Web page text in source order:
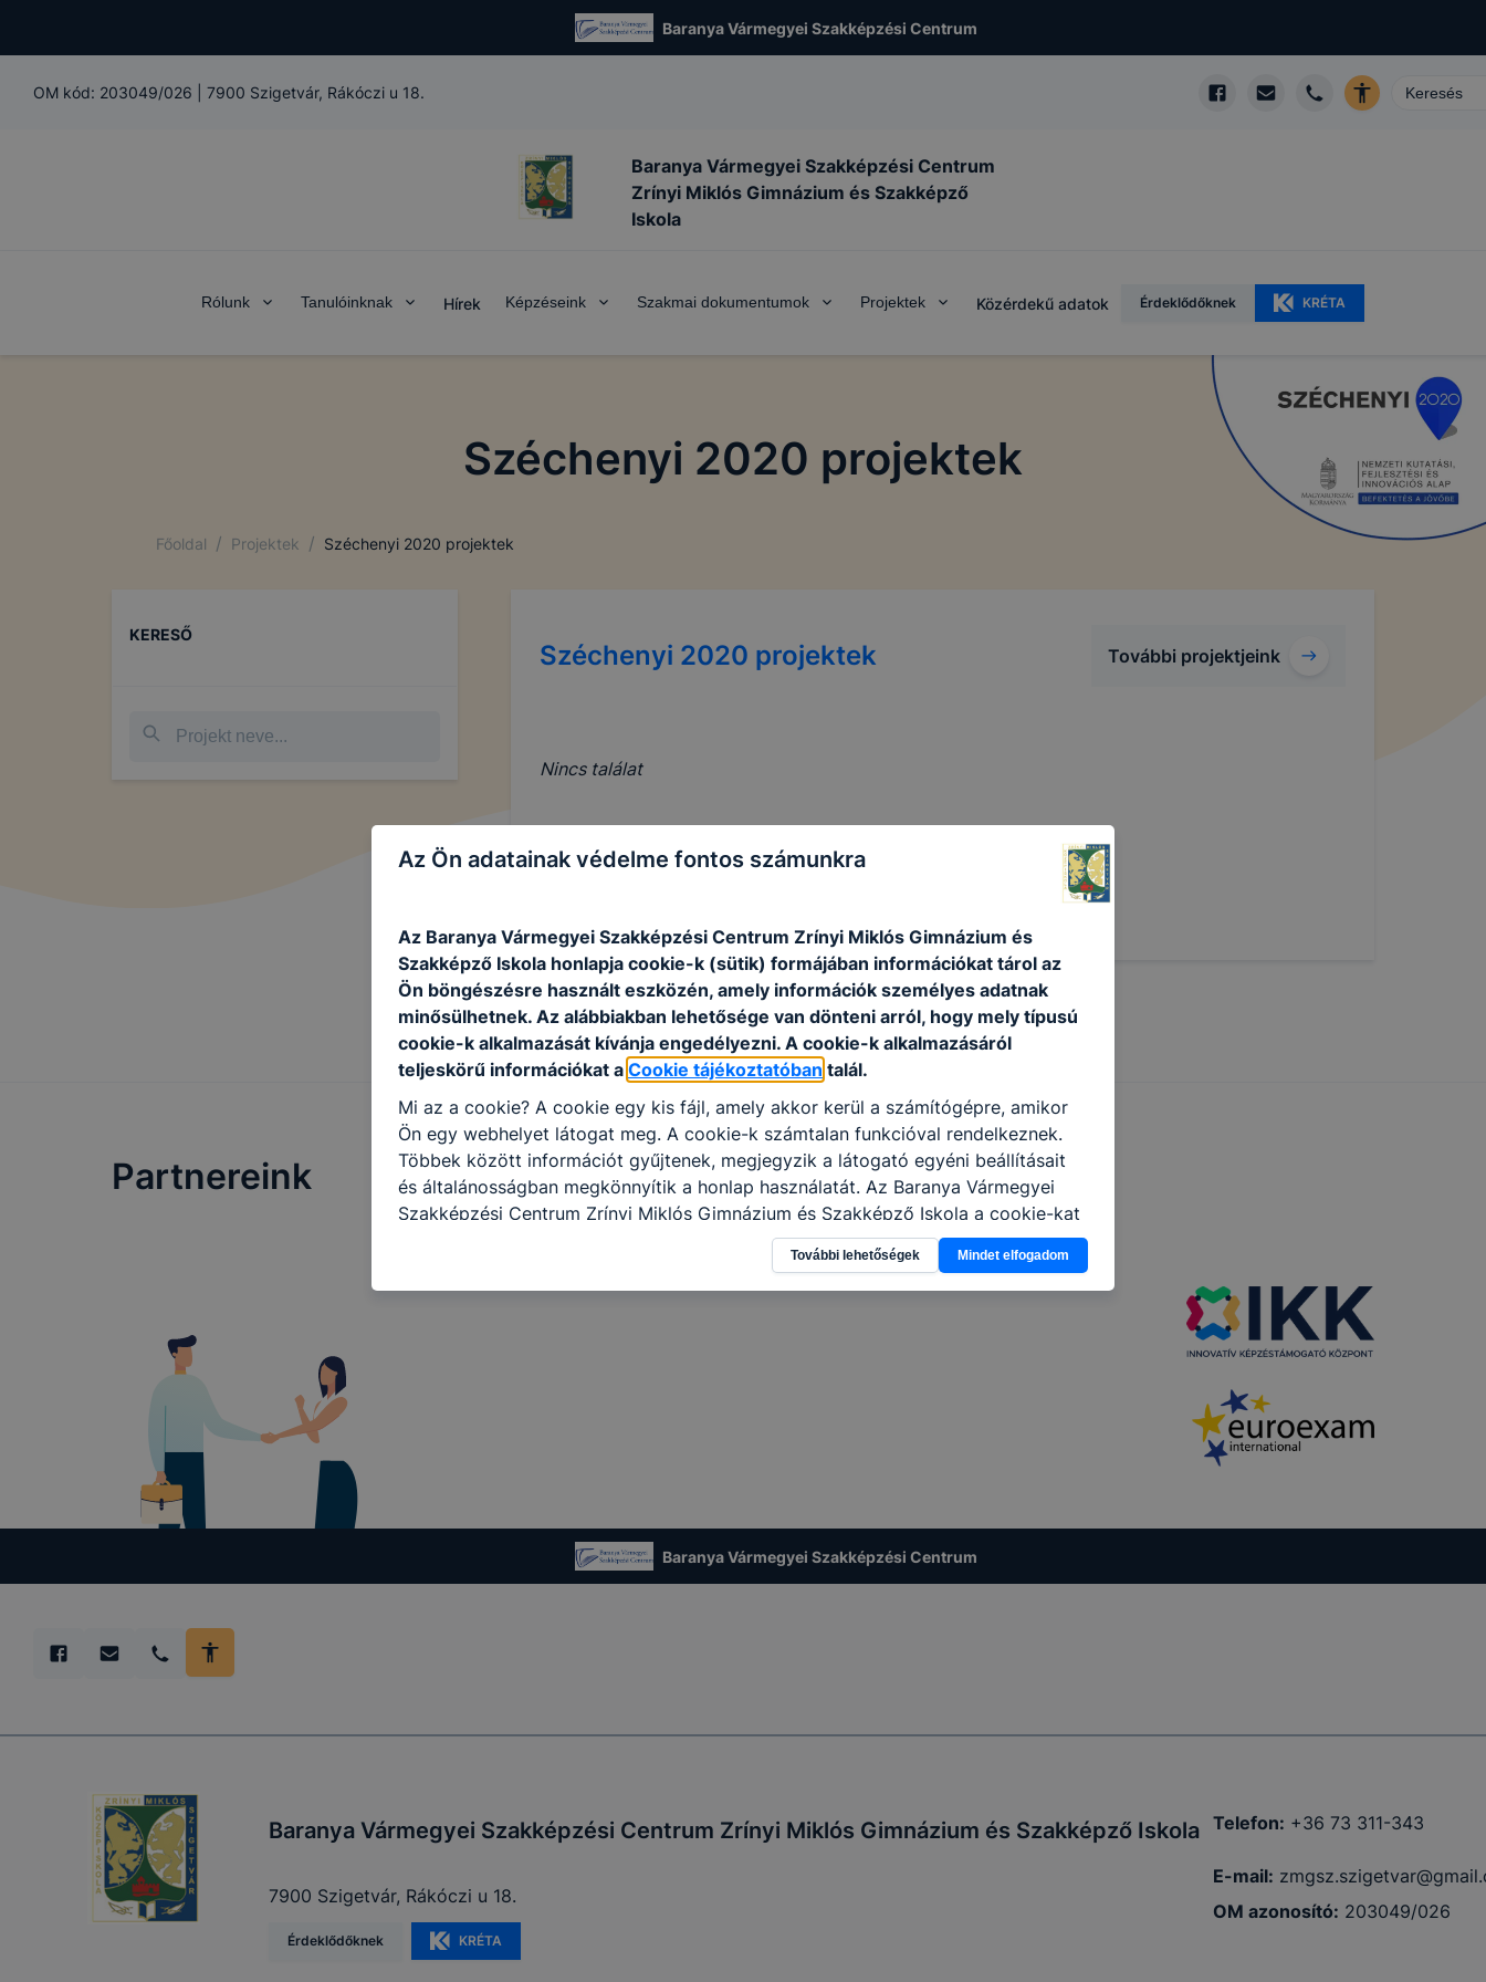
Baranya Vármegyei Szakképzési Centrum
OM kód: 203049/026 7900 Szigetvár, Rákóczi u 18.
Baranya Vármegyei Szakképzési Centrum
Zrínyi Miklós Gimnázium és Szakképző
Iskola
Rólunk Tanulóinknak Hírek Képzéseink Szakmai dokumentumok Projektek Közérdekű adatok Érdeklődőknek KRÉTA
Széchenyi 2020 projektek
Főoldal / Projektek / Széchenyi 2020 projektek
KERESŐ
Széchenyi 2020 projektek További projektjeink
Nincs találat
Partnereink
Baranya Vármegyei Szakképzési Centrum
Baranya Vármegyei Szakképzési Centrum Zrínyi Miklós Gimnázium és Szakképző Iskola
7900 Szigetvár, Rákóczi u 18.
Érdeklődőknek KRÉTA
Telefon: +36 73 311-343
E-mail:
OM azonosító: 203049/026
Az Ön adatainak védelme fontos számunkra
Az Baranya Vármegyei Szakképzési Centrum Zrínyi Miklós Gimnázium és
Szakképző Iskola honlapja cookie-k (sütik) formájában információkat tárol az
Ön böngészésre használt eszközén, amely információk személyes adatnak
minősülhetnek. Az alábbiakban lehetősége van dönteni arról, hogy mely típusú
cookie-k alkalmazását kívánja engedélyezni. A cookie-k alkalmazásáról
teljeskörű információkat a Cookie tájékoztatóban talál.
Mi az a cookie? A cookie egy kis fájl, amely akkor kerül a számítógépre, amikor
Ön egy webhelyet látogat meg. A cookie-k számtalan funkcióval rendelkeznek.
Többek között információt gyűjtenek, megjegyzik a látogató egyéni beállításait
és általánosságban megkönnyítik a honlap használatát. Az Baranya Vármegyei
Szakképzési Centrum Zrínyi Miklós Gimnázium és Szakképző Iskola a cookie-kat
a következő célokból használja: információ gyűjtése azzal kapcsolatban, hogyan
használja Ön a honlapot -annak felmérésével, hogy a honlap melyik részeit
látogatja, vagy használja leginkább, így megtudhatjuk, hogyan biztosítsunk Önnek
teljes körű használatára, vagy a honlap a tervezettől eltérően fog működni
További lehetőségek Mindet elfogadom